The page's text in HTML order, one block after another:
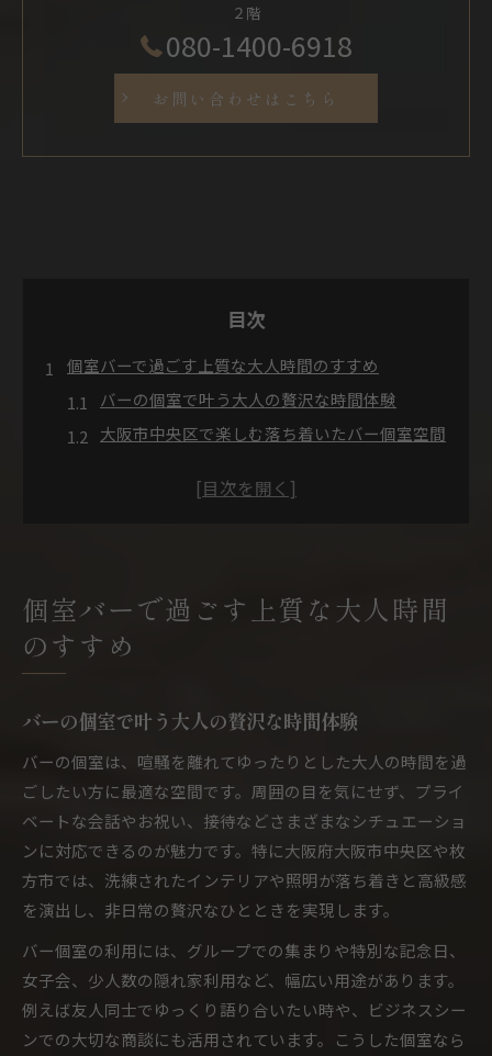
２階
080-1400-6918
お問い合わせはこちら
目次
個室バーで過ごす上質な大人時間のすすめ
バーの個室で叶う大人の贅沢な時間体験
大阪市中央区で楽しむ落ち着いたバー個室空間
バー選びで重視したい個室の魅力と選択ポイン
大阪市中央区と枚方市で叶える特別な夜
バー個室で過ごす大阪市中央区の特別な夜提案
大阪エリアで選ぶバー個室の楽しみ方とコツ
バーの個室で叶う記念日や女子会の素敵な演出
大人の夜を彩るバー個室の活用アイデア特集
プライベート空間を楽しむバー選びの極意
大人数対応のバー個室で気兼ねない宴会を実現
プライベート重視のバー個室活用術を紹介
大阪で見つける理想のバー個室の選定基準
バーの個室利用が人気なワケを徹底解説
個室バーで過ごす上質な大人時間
のすすめ
バーの個室で叶う大人の贅沢な時間体験
バーの個室は、喧騒を離れてゆったりとした大人の時間を過
ごしたい方に最適な空間です。周囲の目を気にせず、プライ
ベートな会話やお祝い、接待などさまざまなシチュエーショ
ンに対応できるのが魅力です。特に大阪府大阪市中央区や枚
方市では、洗練されたインテリアや照明が落ち着きと高級感
を演出し、非日常の贅沢なひとときを実現します。
バー個室の利用には、グループでの集まりや特別な記念日、
女子会、少人数の隠れ家利用など、幅広い用途があります。
例えば友人同士でゆっくり語り合いたい時や、ビジネスシー
ンでの大切な商談にも活用されています。こうした個室なら